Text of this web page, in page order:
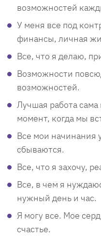
возможностей
У меня все под
финансы, личная
Все, что я делаю,
Возможности
возможностей.
Лучшая работа
момент, когда мы
Все мои начинания
сбываются.
Все, что я захочу,
Все, в чем я
нужный день и час.
Я могу все. Мое
счастье.